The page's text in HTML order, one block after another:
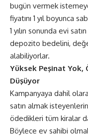
bugün vermek
fiyatını 1 yıl boyunca
1 yılın sonunda evi
depozito bedelini,
alabiliyorlar.
Yüksek Peşinat Yok,
Düşüyor
Kampanyaya dahil
satın almak
ödedikleri tüm kiralar
Böylece ev sahibi